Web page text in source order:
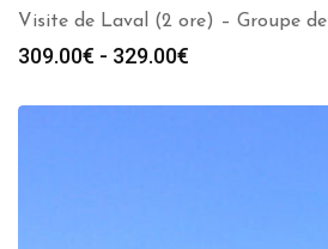
Visite de Laval (2 ore) – Groupe
309.00€ - 329.00€
prezzo: